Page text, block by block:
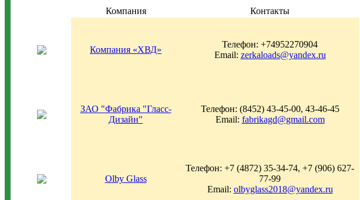
Компания Контакты
Компания «ХВД»
Телефон: +74952270904
Email: zerkaloads@yandex.ru
ЗАО "Фабрика "Гласс-
Дизайн"
Телефон: (8452) 43-45-00, 43-46-45
Email: fabrikagd@gmail.com
Olby Glass
Телефон: +7 (4872) 35-34-74, +7 (906) 627-
77-99
Email: olbyglass2018@yandex.ru